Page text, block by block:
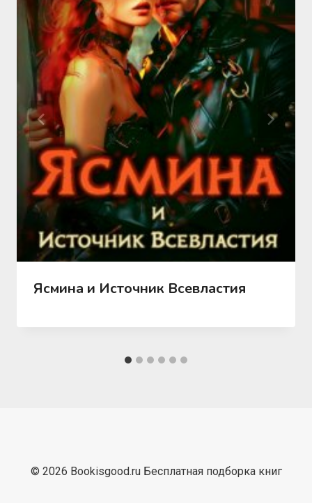
Ясмина и Источник Всевластия
© 2026 Bookisgood.ru Бесплатная подборка книг